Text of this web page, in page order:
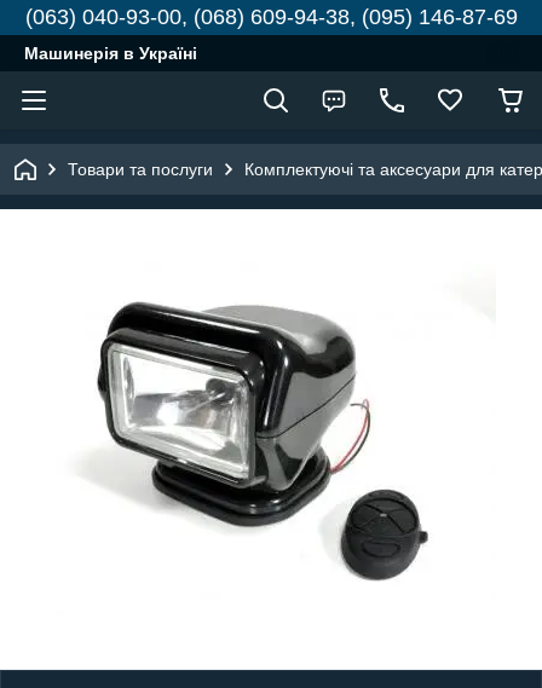
(063) 040-93-00, (068) 609-94-38, (095) 146-87-69
Машинерія в Україні
Товари та послуги Комплектуючі та аксесуари для